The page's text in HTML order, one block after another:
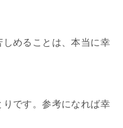
めることは、本当に幸
です。参考になれば幸